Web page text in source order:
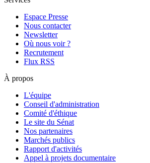
Espace Presse
Nous contacter
Newsletter
Où nous voir ?
Recrutement
Flux RSS
À propos
L'équipe
Conseil d'administration
Comité d'éthique
Le site du Sénat
Nos partenaires
Marchés publics
Rapport d'activités
Appel à projets documentaire